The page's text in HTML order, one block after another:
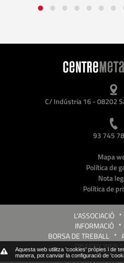
Aquesta web utilitza 'cookies' pròpies i de
manera, pot canviar la configuració de
C/ Indústria 16 - 08202
93 745
Mapa
Política de
Nota
Política de
L'ASSOCIACIÓ *
INFORMACIÓ *
BORSA DE TREBALL*
DISSENY WEB